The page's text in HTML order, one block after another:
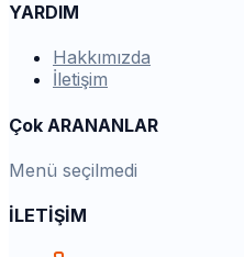
YARDIM
Hakkımızda
İletişim
Çok ARANANLAR
Menü seçilmedi
İLETİŞİM